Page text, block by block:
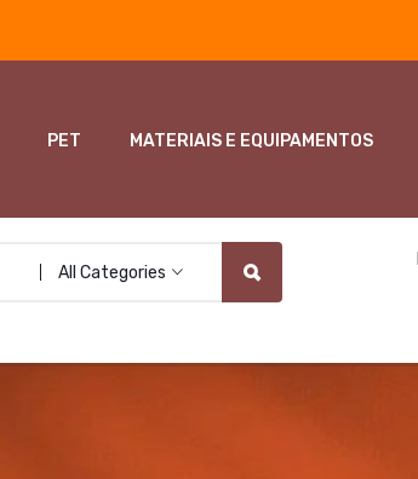
PET MATERIAIS E EQUIPAMENTOS
All Categories